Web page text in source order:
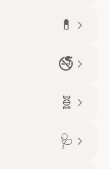
💊
🚭
🧬
🩺